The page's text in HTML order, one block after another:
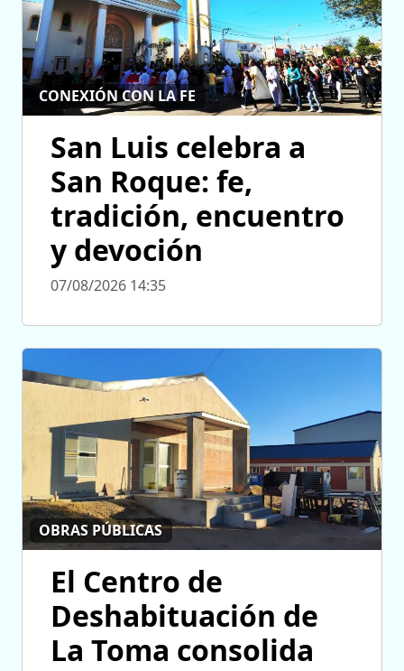
CONEXIÓN CON LA FE
San Luis celebra a
San Roque: fe,
tradición, encuentro
y devoción
07/08/2026 14:35
OBRAS PÚBLICAS
El Centro de
Deshabituación de
La Toma consolida